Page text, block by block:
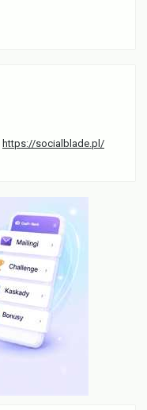
https://socialblade.pl/